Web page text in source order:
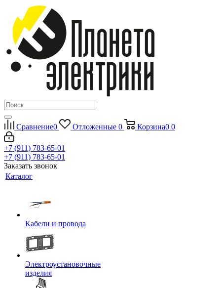
Сравнение0 Отложенные 0 Корзина0 0
+7 (911) 783-65-01
+7 (911) 783-65-01
Заказать звонок
Каталог
Кабели и провода
Электроустановочные
изделия